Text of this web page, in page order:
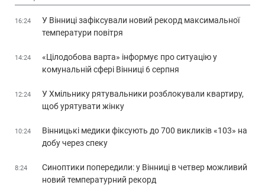
16:24
У Вінниці зафіксували новий рекорд максимальної
температури повітря
14:24
«Цілодобова варта» інформує про ситуацію у
комунальній сфері Вінниці 6 серпня
12:24
У Хмільнику рятувальники розблокували квартиру,
щоб урятувати жінку
10:24
Вінницькі медики фіксують до 700 викликів «103» на
добу через спеку
8:24
Синоптики попередили: у Вінниці в четвер можливий
новий температурний рекорд